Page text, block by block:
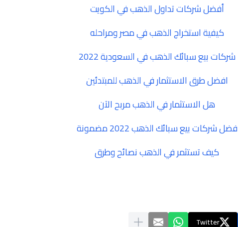
أفضل شركات تداول الذهب في الكويت
كيفية استخراج الذهب في مصر ومراحله
شركات بيع سبائك الذهب في السعودية 2022
افضل طرق الاستثمار في الذهب للمبتدئين
هل الاستثمار في الذهب مربح الآن
فضل شركات بيع سبائك الذهب 2022 مضمونة
كيف تستثمر في الذهب نصائح وطرق
Twitter